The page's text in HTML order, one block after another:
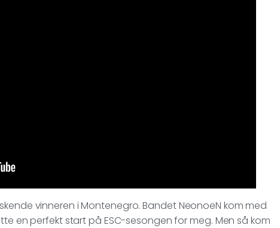
vinneren i Montenegro. Bandet NeonoeN kom med
en perfekt start på ESC-sesongen for meg. Men så kom